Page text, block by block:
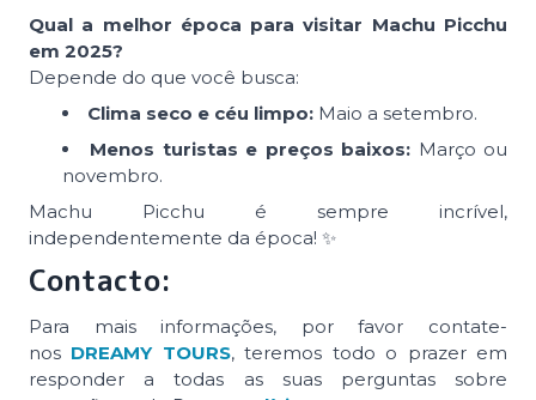
Qual a melhor época para visitar Machu Picchu
em 2025?
Depende do que você busca:
Clima seco e céu limpo: Maio a setembro.
Menos turistas e preços baixos: Março ou
novembro.
Machu Picchu é sempre incrível,
independentemente da época! ✨
Contacto:
Para mais informações, por favor contate-
nos DREAMY TOURS, teremos todo o prazer em
responder a todas as suas perguntas sobre